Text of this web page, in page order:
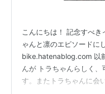
こんにちは！ 記念すべ
ゃんと凛のエピソードに
bike.hatenablog.com 以
んが トラちゃんらしく、
す。またトラちゃんに会